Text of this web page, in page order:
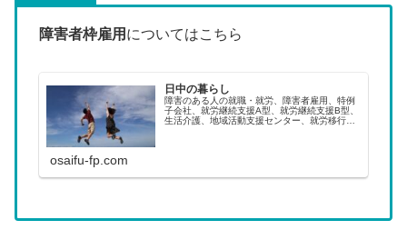
障害者枠雇用 についてはこちら
日中の暮らし
障害のある人の就職・就労、障害者雇用、特例
子会社、就労継続支援A型、就労継続支援B型、
生活介護、地域活動支援センター、就労移行支
osaifu-fp.com